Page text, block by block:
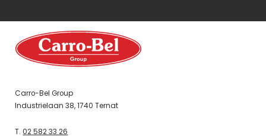
Carro-Bel Group
Industrielaan 38, 1740 Ternat
T.02 582 33 26